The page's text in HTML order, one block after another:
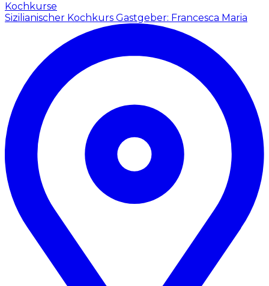
Kochkurse
Sizilianischer Kochkurs Gastgeber: Francesca Maria